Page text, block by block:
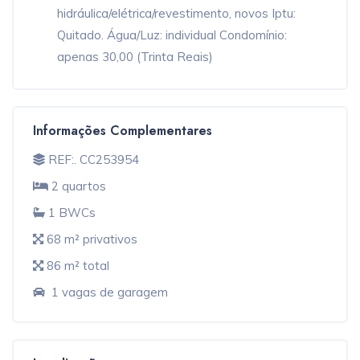
hidráulica/elétrica/revestimento, novos Iptu:
Quitado. Água/Luz: individual Condomínio:
apenas 30,00 (Trinta Reais)
Informações Complementares
REF:. CC253954
2 quartos
1 BWCs
68 m² privativos
86 m² total
1 vagas de garagem